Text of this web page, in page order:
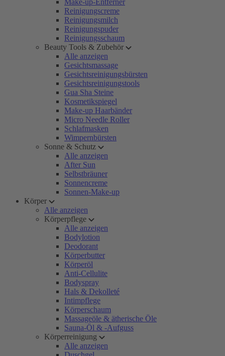
Make-up-Entferner
Reinigungscreme
Reinigungsmilch
Reinigungspuder
Reinigungsschaum
Beauty Tools & Zubehör
Alle anzeigen
Gesichtsmassage
Gesichtsreinigungsbürsten
Gesichtsreinigungstools
Gua Sha Steine
Kosmetikspiegel
Make-up Haarbänder
Micro Needle Roller
Schlafmasken
Wimpernbürsten
Sonne & Schutz
Alle anzeigen
After Sun
Selbstbräuner
Sonnencreme
Sonnen-Make-up
Körper
Alle anzeigen
Körperpflege
Alle anzeigen
Bodylotion
Deodorant
Körperbutter
Körperöl
Anti-Cellulite
Bodyspray
Hals & Dekolleté
Intimpflege
Körperschaum
Massageöle & ätherische Öle
Sauna-Öl & -Aufguss
Körperreinigung
Alle anzeigen